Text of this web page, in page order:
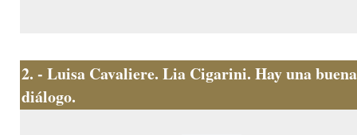
2. - Luisa Cavaliere. Lia Cigarini. Hay una
diálogo.